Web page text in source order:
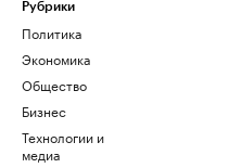
Рубрики
Политика
Экономика
Общество
Бизнес
Технологии и
медиа